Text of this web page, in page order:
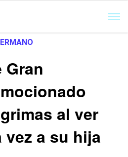
Gran
al ver
a su hija